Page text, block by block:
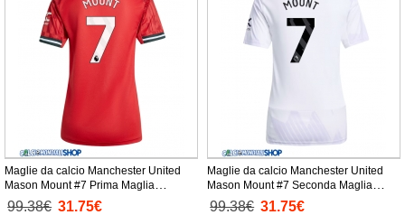
Maglie da calcio Manchester United
Mason Mount #7 Prima Maglia
Femminile 2025-26 Manica Corta
99.38€ 31.75€
Maglie da calcio Manchester United
Mason Mount #7 Seconda Maglia
Femminile 2025-26 Manica Corta
99.38€ 31.75€